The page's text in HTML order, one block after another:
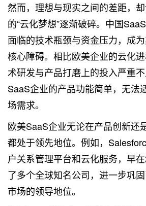
然而，理想与现实之间的差距，
的“云化梦想”逐渐破碎。中国
面临的技术瓶颈与资金压力，成
核心障碍。相比欧美企业的云化
术研发与产品打磨上的投入严重
SaaS企业的产品功能简单，无法
场需求。
欧美SaaS企业无论在产品创新还
都处于领先地位。例如，
户关系管理平台和云化服务，早
了多个全球知名公司，进一步巩
市场的领导地位。